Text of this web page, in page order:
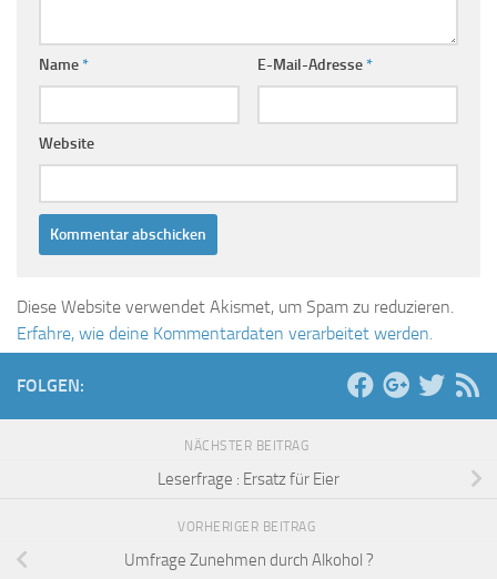
Name* E-Mail-Adresse*
Website
Diese Website verwendet Akismet, um Spam zu reduzieren.
Erfahre, wie deine Kommentardaten verarbeitet werden.
FOLGEN:
NÄCHSTER BEITRAG
Leserfrage : Ersatz für Eier
VORHERIGER BEITRAG
Umfrage Zunehmen durch Alkohol ?